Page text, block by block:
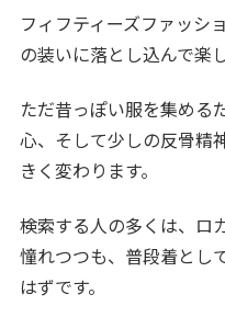
フィフティーズファッシ
の装いに落とし込んで楽
ただ昔っぽい服を集める
心、そして少しの反骨精
きく変わります。
検索する人の多くは、ロ
憧れつつも、普段着とし
はずです。